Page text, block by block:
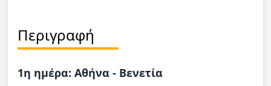
Περιγραφή
1η ημέρα: Αθήνα - Βενετία